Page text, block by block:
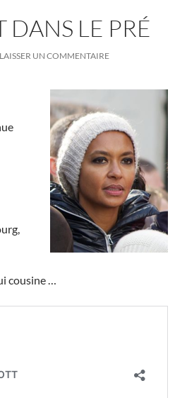
DANS LE PRÉ
LAISSER UN COMMENTAIRE
cousine …